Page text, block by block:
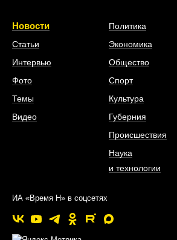
Новости
Статьи
Интервью
Фото
Темы
Видео
Политика
Экономика
Общество
Спорт
Культура
Губерния
Происшествия
Наука
и технологии
ИА «Время Н» в соцсетях